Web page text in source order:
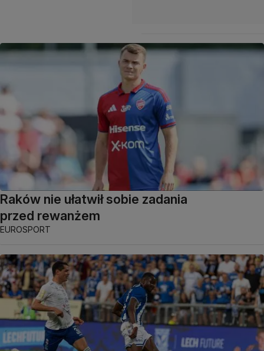
Raków nie ułatwił sobie zadania
przed rewanżem
EUROSPORT